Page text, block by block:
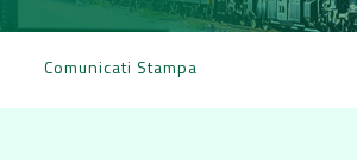
Comunicati Stampa